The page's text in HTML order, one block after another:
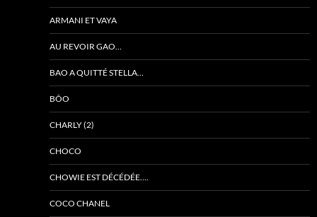
ARMANI ET VAYA
AU REVOIR GAO…
BAO A QUITTÉ STELLA…
BÔO
CHARLY (2)
CHOCO
CHOWIE EST DÉCÉDÉE….
COCO CHANEL